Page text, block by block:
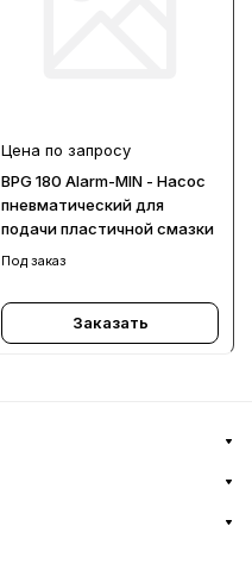
Цена по запросу
BPG 180 Alarm-MIN - Насос
пневматический для
подачи пластичной смазки
Под заказ
Заказать